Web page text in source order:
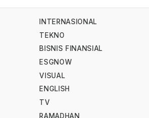
INTERNASIONAL
TEKNO
BISNIS FINANSIAL
ESGNOW
VISUAL
ENGLISH
TV
RAMADHAN